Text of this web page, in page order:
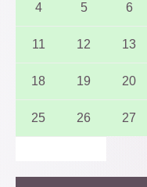
4 5 6
11 12 13
18 19 20
25 26 27